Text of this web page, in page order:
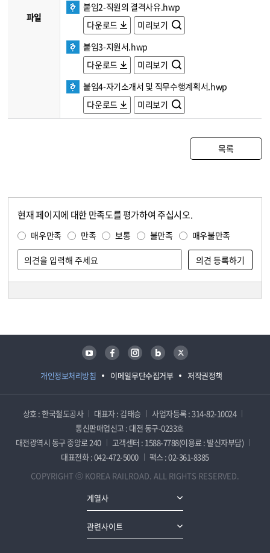
파일
붙임2-직원의 결격사유.hwp
다운로드
미리보기
붙임3-지원서.hwp
다운로드
미리보기
붙임4-자기소개서 및 직무수행계획서.hwp
다운로드
미리보기
목록
현재 페이지에 대한 만족도를 평가하여 주십시오.
매우만족 만족 보통 불만족 매우불만족
개인정보처리방침 이메일무단수집거부 저작권정책
유튜브 페이스북 인스타그램 블로그 트위터
상호 : 한국철도공사 대표자 : 김태승
사업자등록 : 314-82-10024
통신판매업신고 : 대전 동구-0233호
대전광역시 동구 중앙로 240
고객센터 : 1588-7788(이용료 : 발신자부담)
대표전화 : 042-472-5000
팩스 : 02-361-8385
COPYRIGHT ⓒ KOREA RAILROAD. ALL RIGHTS RESERVED.
계열사
관련사이트